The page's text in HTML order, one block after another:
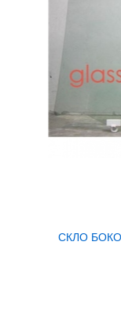
СКЛО